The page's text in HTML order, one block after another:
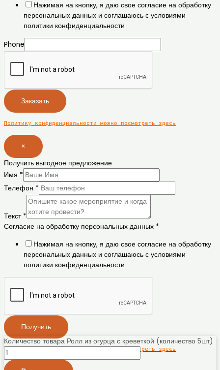
Нажимая на кнопку, я даю свое согласие на обработку
персональных данных и соглашаюсь с условиями
политики конфиденциальности
Phone
Заказать
Политику конфиденциальности можно посмотреть здесь
×
Получить выгодное предложение
Имя *
Телефон *
Текст *
Согласие на обработку персональных данных *
Нажимая на кнопку, я даю свое согласие на обработку
персональных данных и соглашаюсь с условиями
политики конфиденциальности
Получить
Политику конфиденциальности можно посмотреть здесь
Количество товара Ролл из огурца с креветкой (количество 5шт)